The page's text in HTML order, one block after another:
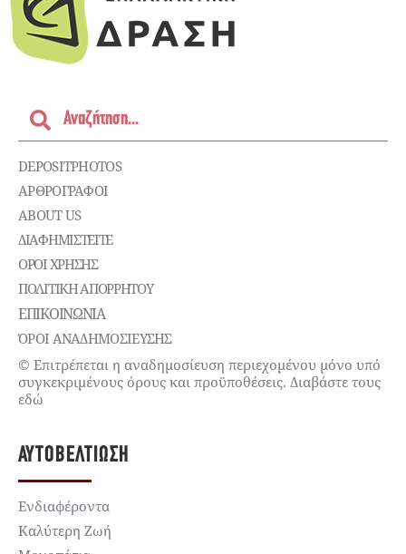
DEPOSITPHOTOS
ΑΡΘΡΟΓΡΑΦΟΙ
ABOUT US
ΔΙΑΦΗΜΙΣΤΕΊΤΕ
ΌΡΟΙ ΧΡΉΣΗΣ
ΠΟΛΙΤΙΚΉ ΑΠΟΡΡΉΤΟΥ
ΕΠΙΚΟΙΝΩΝΊΑ
ΌΡΟΙ ΑΝΑΔΗΜΟΣΙΕΥΣΗΣ
© Επιτρέπεται η αναδημοσίευση περιεχομένου μόνο υπό
συγκεκριμένους όρους και προϋποθέσεις. Διαβάστε τους
εδώ
ΑΥΤΟΒΕΛΤΊΩΣΗ
Ενδιαφέροντα
Καλύτερη Ζωή